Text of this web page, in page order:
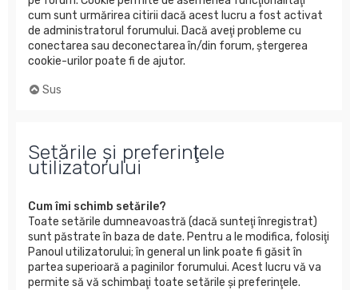
cum sunt urmărirea citirii dacă acest lucru a fost activat
de administratorul forumului. Dacă aveţi probleme cu
conectarea sau deconectarea în/din forum, ştergerea
cookie-urilor poate fi de ajutor.
Sus
Setările şi preferinţele
utilizatorului
Cum îmi schimb setările?
Toate setările dumneavoastră (dacă sunteţi înregistrat)
sunt păstrate în baza de date. Pentru a le modifica, folosiţi
Panoul utilizatorului; în general un link poate fi găsit în
partea superioară a paginilor forumului. Acest lucru vă va
permite să vă schimbaţi toate setările şi preferinţele.